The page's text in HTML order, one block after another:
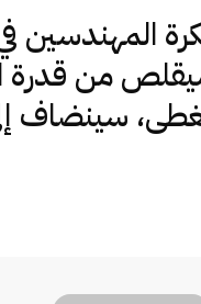
المهندسين
من قدرة
سينضاف